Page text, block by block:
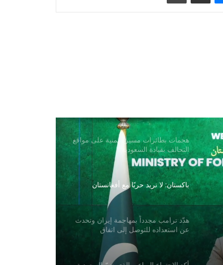
غارة جوية سعودية على قاعدة جوية
شمال صنعاء
هجمات بطائرات مسيرة يمنية على مواقع
التحالف بقيادة السعودية
باكستان: لا نريد حربًا مع أفغانستان
هدّد ترامب مجدداً بمهاجمة إيران وتحدث
عن استعداده للتوصل إلى اتفاق